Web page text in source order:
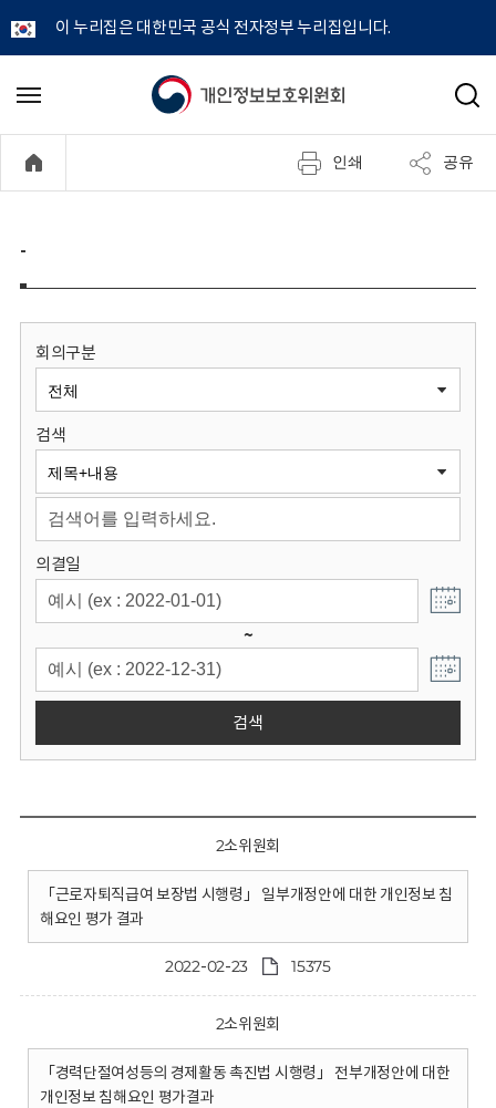
이 누리집은 대한민국 공식 전자정부 누리집입니다.
개
정
보
원
회
메
기
검
인쇄 공유
-
회의구분
검색
의결일
~
검색
2소위원회
「근로자퇴직급여 보장법 시행령」 일부개정안에 대한 개인정보 침
해요인 평가 결과
2022-02-23 15375
2소위원회
「경력단절여성등의 경제활동 촉진법 시행령」 전부개정안에 대한
개인정보 침해요인 평가결과